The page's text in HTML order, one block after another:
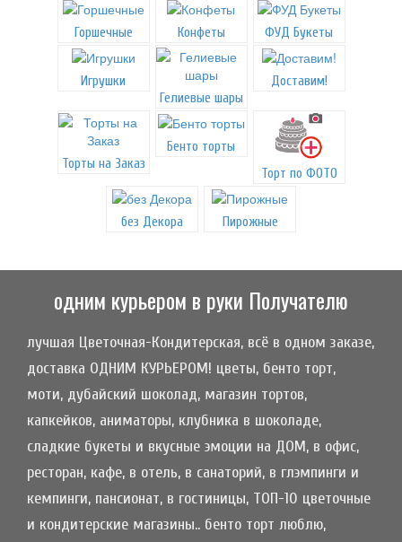
Горшечные Конфеты ФУД Букеты
Игрушки
Гелиевые шары
Доставим!
Торты на Заказ
Бенто торты
Торт по ФОТО
без Декора Пирожные
одним курьером в руки Получателю
лучшая Цветочная-Кондитерская, всё в одном заказе,
доставка ОДНИМ КУРЬЕРОМ! цветы, бенто торт,
моти, дубайский шоколад, магазин тортов,
капкейков, аниматоры, клубника в шоколаде,
сладкие букеты и вкусные эмоции на ДОМ, в офис,
ресторан, кафе, в отель, в санаторий, в глэмпинги и
кемпинги, пансионат, в гостиницы, ТОП-10 цветочные
и кондитерские магазины.. бенто торт люблю,